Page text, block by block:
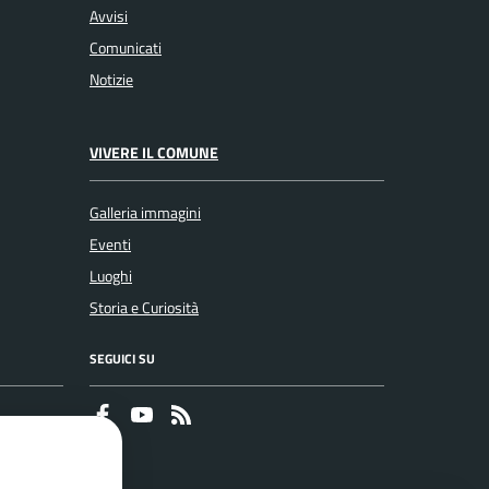
Avvisi
Comunicati
Notizie
VIVERE IL COMUNE
Galleria immagini
Eventi
Luoghi
Storia e Curiosità
SEGUICI SU
Faceboook
Youtube